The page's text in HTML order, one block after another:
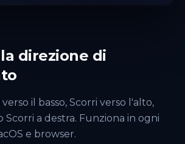
direzione di
il basso, Scorri verso l'alto,
Scorri a destra. Funziona in ogni
e browser.